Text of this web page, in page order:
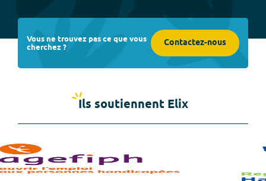
Vous ne trouvez pas ce que vous
cherchez ? Contactez-nous
Ils soutiennent Elix